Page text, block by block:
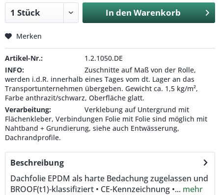
In denWarenkorb
Merken
Artikel-Nr.:
1.2.1050.DE
INFO:
Zuschnitte auf Maß von der Rolle,
werden i.d.R. innerhalb eines Tages vom dt. Lager an das
Transportunternehmen übergeben. Gewicht ca. 1,5 kg/m²,
Farbe anthrazit/schwarz, Oberfläche glatt.
Verarbeitung:
Verklebung auf Untergrund mit
Flächenkleber, Verbindungen Folie mit Folie sind möglich mit
Nahtband + Grundierung, siehe auch Entwässerung,
Dachrandprofile.
Beschreibung
Dachfolie EPDM als harte Bedachung zugelassen und
BROOF(t1)-klassifiziert • CE-Kennzeichnung •... mehr